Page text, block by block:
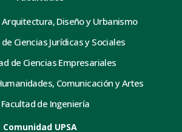
Arquitectura, Diseño y Urbanismo
Ciencias Jurídicas y Sociales
de Ciencias Empresariales
Comunicación y Artes
Facultad de Ingeniería
Comunidad UPSA